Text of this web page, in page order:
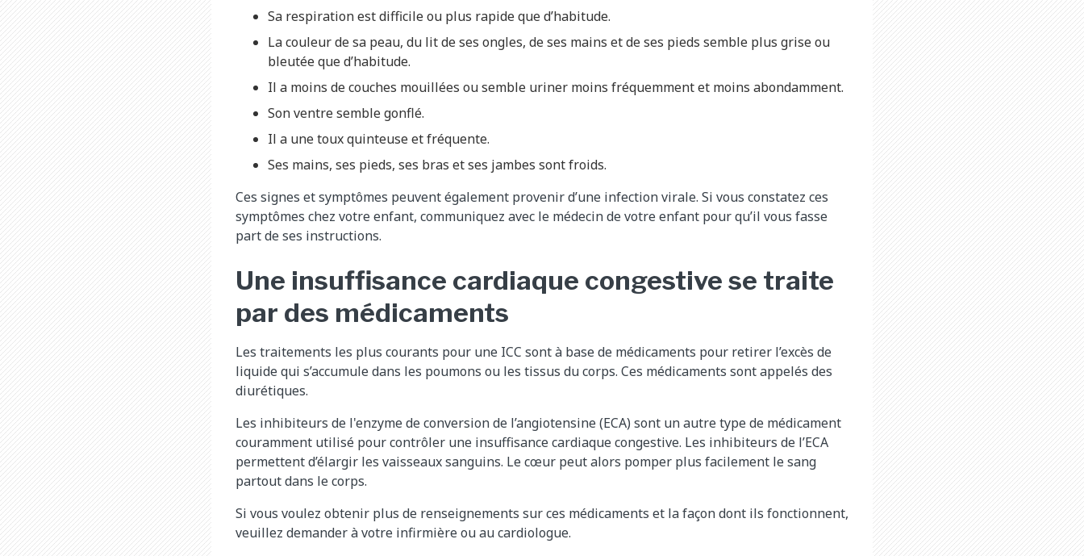
Sa respiration est difficile ou plus rapide que d’habitude.
La couleur de sa peau, du lit de ses ongles, de ses mains et de ses pieds semble plus grise ou
bleutée que d’habitude.
Il a moins de couches mouillées ou semble uriner moins fréquemment et moins abondamment.
Son ventre semble gonflé.
Il a une toux quinteuse et fréquente.
Ses mains, ses pieds, ses bras et ses jambes sont froids.
Ces signes et symptômes peuvent également provenir d’une infection virale. Si vous constatez ces
symptômes chez votre enfant, communiquez avec le médecin de votre enfant pour qu’il vous fasse
part de ses instructions.
Une insuffisance cardiaque congestive se traite
par des médicaments
Les traitements les plus courants pour une ICC sont à base de médicaments pour retirer l’excès de
liquide qui s’accumule dans les poumons ou les tissus du corps. Ces médicaments sont appelés des
diurétiques.
Les inhibiteurs de l'enzyme de conversion de l’angiotensine (ECA) sont un autre type de médicament
couramment utilisé pour contrôler une insuffisance cardiaque congestive. Les inhibiteurs de l’ECA
permettent d’élargir les vaisseaux sanguins. Le cœur peut alors pomper plus facilement le sang
partout dans le corps.
Si vous voulez obtenir plus de renseignements sur ces médicaments et la façon dont ils fonctionnent,
veuillez demander à votre infirmière ou au cardiologue.